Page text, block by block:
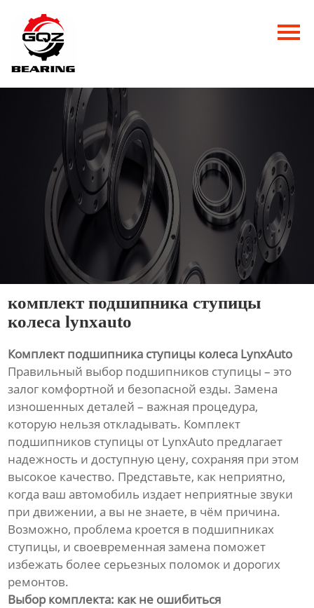
Главная
Продукция
Новости
Контакты
комплект подшипника ступицы
колеса lynxauto
Комплект подшипника ступицы колеса LynxAuto
Правильный выбор подшипников ступицы – это
залог комфортной и безопасной езды. Замена
изношенных деталей – важная процедура,
которую нельзя откладывать. Комплект
подшипников ступицы от LynxAuto предлагает
надежность и доступную цену, сохраняя при этом
высокое качество. Представьте, как неприятно,
когда ваш автомобиль издает неприятные звуки
при движении, а вы не знаете, в чём причина.
Возможно, проблема кроется в подшипниках
ступицы, и своевременная замена поможет
избежать более серьезных поломок и дорогих
ремонтов.
Выбор комплекта: как не ошибиться